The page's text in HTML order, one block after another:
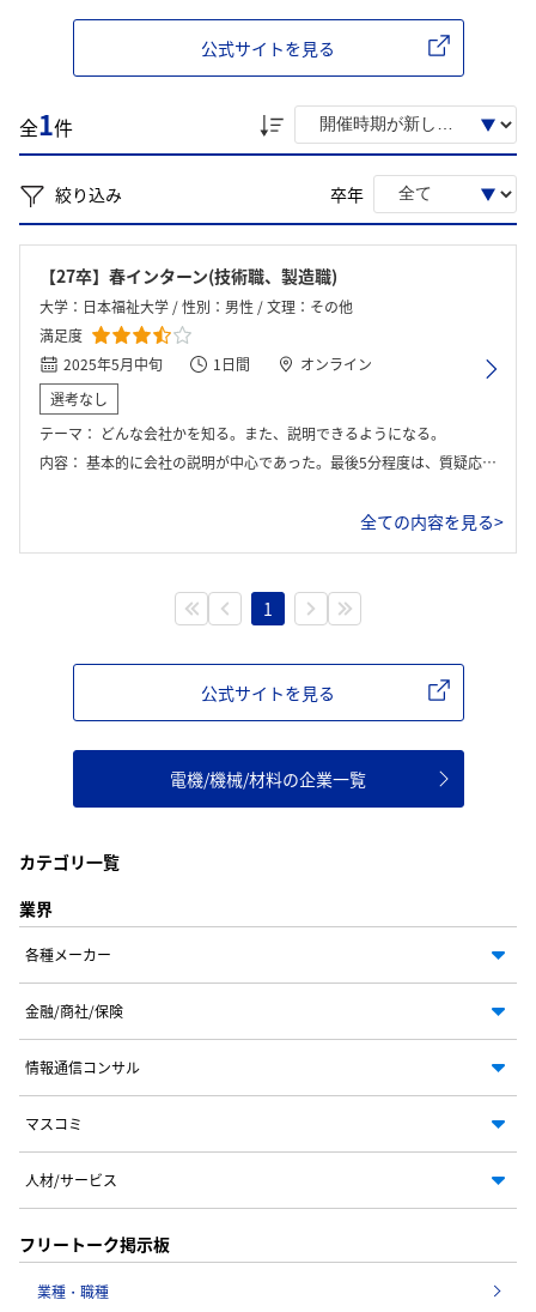
公式サイトを見る
全1件
絞り込み 卒年
【27卒】春インターン(技術職、製造職)
大学：日本福祉大学 / 性別：男性 / 文理：その他
満足度
2025年5月中旬
1日間
オンライン
選考なし
テーマ： どんな会社かを知る。また、説明できるようになる。
内容： 基本的に会社の説明が中心であった。最後5分程度は、質疑応答の時間があった。
全ての内容を見る>
1
公式サイトを見る
電機/機械/材料の企業一覧
カテゴリ一覧
業界
各種メーカー
金融/商社/保険
情報通信コンサル
マスコミ
人材/サービス
フリートーク掲示板
業種・職種